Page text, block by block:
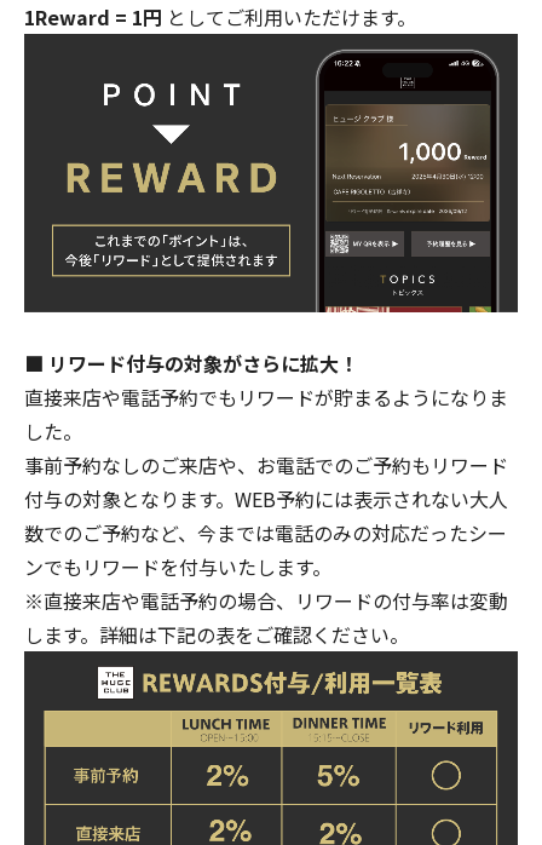
1Reward = 1円 としてご利用いただけます。
■ リワード付与の対象がさらに拡大！
直接来店や電話予約でもリワードが貯まるようになりま
した。
事前予約なしのご来店や、お電話でのご予約もリワード
付与の対象となります。WEB予約には表示されない大人
数でのご予約など、今までは電話のみの対応だったシー
ンでもリワードを付与いたします。
※直接来店や電話予約の場合、リワードの付与率は変動
します。詳細は下記の表をご確認ください。